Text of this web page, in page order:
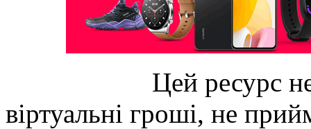
Цей ресурс
віртуальні гроші, не